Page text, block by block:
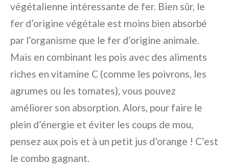
végétalienne intéressante de fer. Bien sûr, le
fer d’origine végétale est moins bien absorbé
par l’organisme que le fer d’origine animale.
Mais en combinant les pois avec des aliments
riches en vitamine C (comme les poivrons, les
agrumes ou les tomates), vous pouvez
améliorer son absorption. Alors, pour faire le
plein d’énergie et éviter les coups de mou,
pensez aux pois et à un petit jus d’orange ! C’est
le combo gagnant.